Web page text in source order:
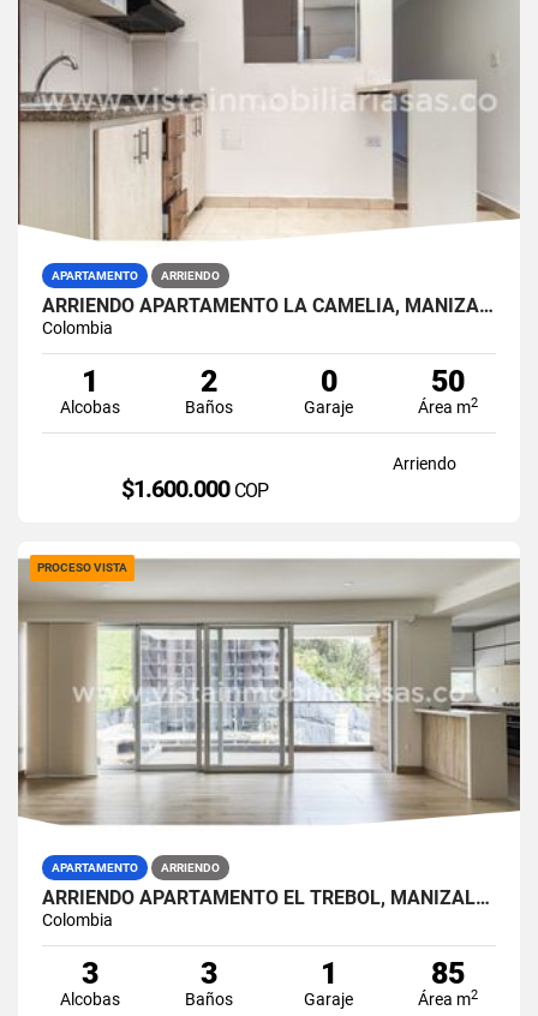
APARTAMENTO ARRIENDO
ARRIENDO APARTAMENTO LA CAMELIA, MANIZALES
Colombia
1
Alcobas
2
Baños
0
Garaje
50
Área m2
Arriendo
$1.600.000 COP
PROCESO VISTA
APARTAMENTO ARRIENDO
ARRIENDO APARTAMENTO EL TREBOL, MANIZALES
Colombia
3
Alcobas
3
Baños
1
Garaje
85
Área m2